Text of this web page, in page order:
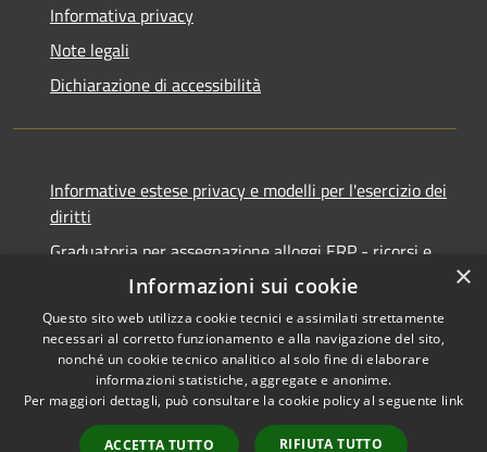
Informativa privacy
Note legali
Dichiarazione di accessibilità
Informative estese privacy e modelli per l'esercizio dei
diritti
Graduatoria per assegnazione alloggi ERP - ricorsi e
Accessibilità
Copyright © 2026 • Comune di
Ancona • Powered by
Municipium• Accesso
×
Informazioni sui cookie
Questo sito web utilizza cookie tecnici e assimilati strettamente
necessari al corretto funzionamento e alla navigazione del sito,
nonché un cookie tecnico analitico al solo fine di elaborare
informazioni statistiche, aggregate e anonime.
Per maggiori dettagli, può consultare la cookie policy al seguente link
ACCETTA TUTTO RIFIUTA TUTTO